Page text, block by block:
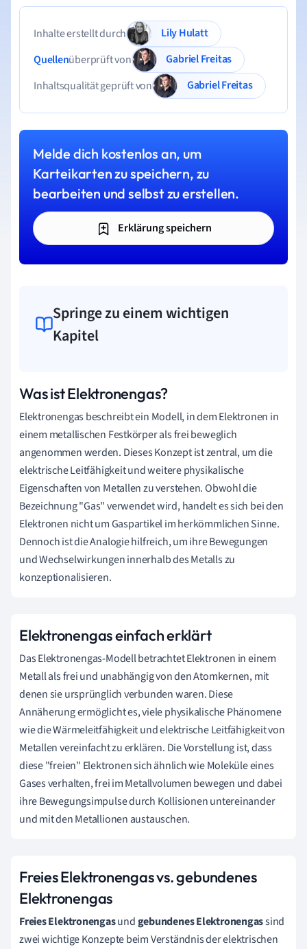
Inhalte erstellt durch
Lily Hulatt
Quellenüberprüft von
Gabriel Freitas
Inhaltsqualität geprüft von
Gabriel Freitas
Melde dich kostenlos an, um
Karteikarten zu speichern, zu
bearbeiten und selbst zu erstellen.
Erklärung speichern
Springe zu einem wichtigen
Kapitel
Was ist Elektronengas?
Elektronengas beschreibt ein Modell, in dem Elektronen in
einem metallischen Festkörper als frei beweglich
angenommen werden. Dieses Konzept ist zentral, um die
elektrische Leitfähigkeit und weitere physikalische
Eigenschaften von Metallen zu verstehen. Obwohl die
Bezeichnung "Gas" verwendet wird, handelt es sich bei den
Elektronen nicht um Gaspartikel im herkömmlichen Sinne.
Dennoch ist die Analogie hilfreich, um ihre Bewegungen
und Wechselwirkungen innerhalb des Metalls zu
konzeptionalisieren.
Elektronengas einfach erklärt
Das Elektronengas-Modell betrachtet Elektronen in einem
Metall als frei und unabhängig von den Atomkernen, mit
denen sie ursprünglich verbunden waren. Diese
Annäherung ermöglicht es, viele physikalische Phänomene
wie die Wärmeleitfähigkeit und elektrische Leitfähigkeit von
Metallen vereinfacht zu erklären. Die Vorstellung ist, dass
diese "freien" Elektronen sich ähnlich wie Moleküle eines
Gases verhalten, frei im Metallvolumen bewegen und dabei
ihre Bewegungsimpulse durch Kollisionen untereinander
und mit den Metallionen austauschen.
Freies Elektronengas vs. gebundenes
Elektronengas
Freies Elektronengasundgebundenes Elektronengassind
zwei wichtige Konzepte beim Verständnis der elektrischen